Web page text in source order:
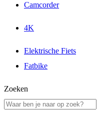
Camcorder
4K
Elektrische Fiets
Fatbike
Zoeken